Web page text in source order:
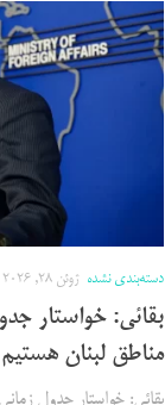
دسته‌بندی نشده ژوئن 28, 2026
بقائی: خواستار
مناطق لبنان هستیم
بقائی: خواستار جدول